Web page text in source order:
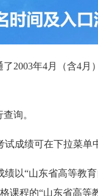
2003年4月（含4月
询。
绩可在下拉菜单
“山东省高等教育
课程的“山东省高等